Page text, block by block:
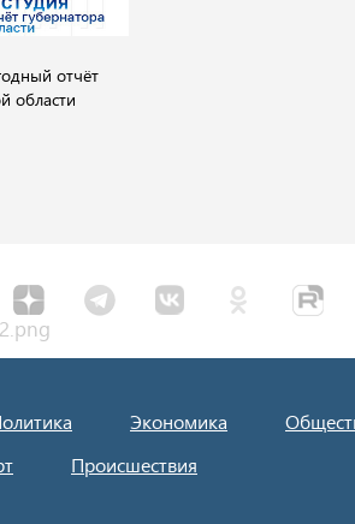
отчёт
области
Экономика
Происшествия